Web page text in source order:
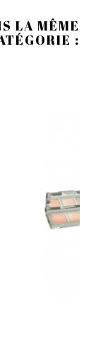
LA MÊME
: